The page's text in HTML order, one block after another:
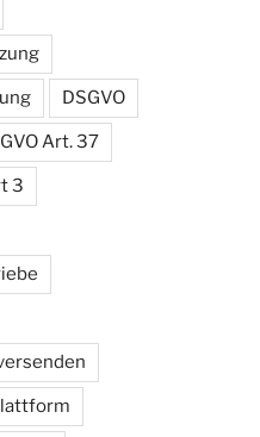
DSGVO
Art. 37
3